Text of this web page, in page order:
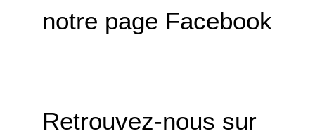
notre page Facebook
Retrouvez-nous sur